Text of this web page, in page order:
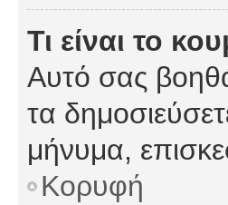
Τι είναι το
Αυτό σας
τα
μήνυμα,
Κορυφή